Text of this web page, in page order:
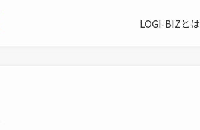
LOGI-BIZとは